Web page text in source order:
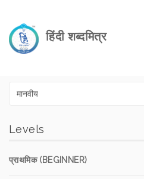
हिंदी शब्दमित्र
Levels
प्राथमिक (BEGINNER)